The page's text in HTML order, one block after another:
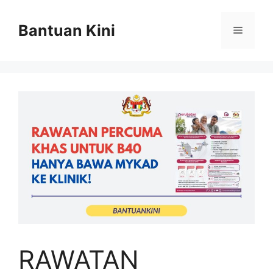
contentBantuan Kini Menu
RAWATAN